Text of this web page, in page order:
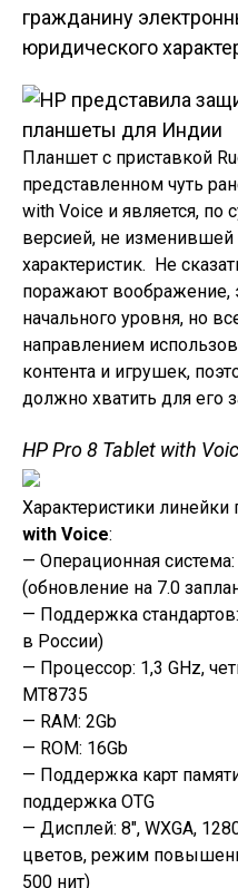
гражданину
юридического
Планшет c приставкой
представленном чуть
with Voice и является, по
версией, не изменившей
характеристик. Не
поражают воображение,
начального уровня, но
направлением
контента и игрушек,
должно хватить для его
HP Pro 8 Tablet with
Характеристики
with Voice:
— Операционная
(обновление на 7.0
— Поддержка
в России)
— Процессор: 1,3 GHz,
MT8735
— RAM: 2Gb
— ROM: 16Gb
— Поддержка карт
поддержка OTG
— Дисплей: 8″, WXGA,
цветов, режим
500 нит)